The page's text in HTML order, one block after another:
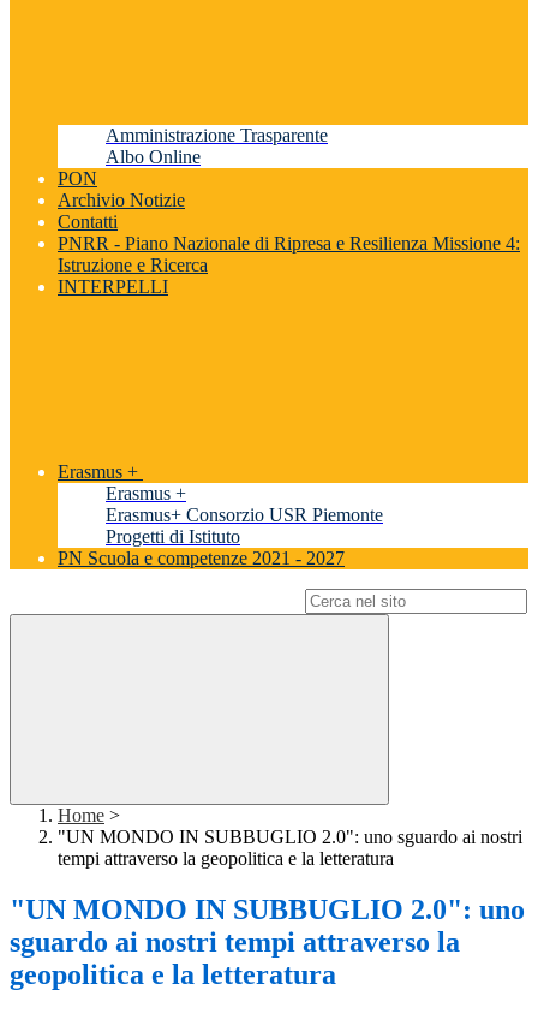
Amministrazione Trasparente
Albo Online
PON
Archivio Notizie
Contatti
PNRR - Piano Nazionale di Ripresa e Resilienza Missione 4:
Istruzione e Ricerca
INTERPELLI
Erasmus +
Erasmus +
Erasmus+ Consorzio USR Piemonte
Progetti di Istituto
PN Scuola e competenze 2021 - 2027
Home >
"UN MONDO IN SUBBUGLIO 2.0": uno sguardo ai nostri
tempi attraverso la geopolitica e la letteratura
"UN MONDO IN SUBBUGLIO 2.0": uno
sguardo ai nostri tempi attraverso la
geopolitica e la letteratura